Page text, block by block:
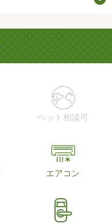
ペット相談可
エアコン